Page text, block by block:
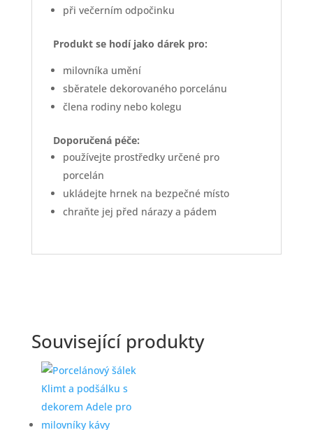
při večerním odpočinku
Produkt se hodí jako dárek pro:
milovníka umění
sběratele dekorovaného porcelánu
člena rodiny nebo kolegu
Doporučená péče:
používejte prostředky určené pro
porcelán
ukládejte hrnek na bezpečné místo
chraňte jej před nárazy a pádem
Související produkty